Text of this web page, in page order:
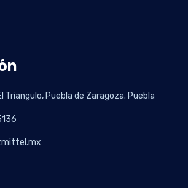
Triangulo, Puebla de Zaragoza. Puebla